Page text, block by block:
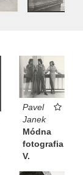
Pavel
Janek
Módna
fotografia
V.